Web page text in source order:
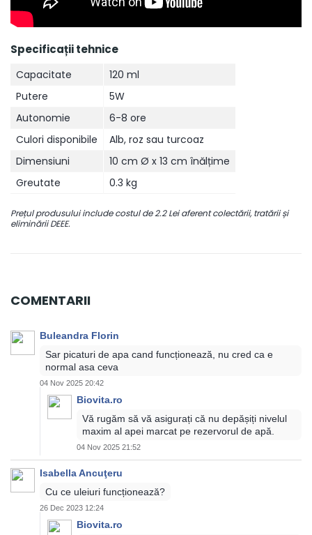
Specificații tehnice
Capacitate
120 ml
Putere
5W
Autonomie
6-8 ore
Culori disponibile
Alb, roz sau turcoaz
Dimensiuni
10 cm Ø x 13 cm înălțime
Greutate
0.3 kg
Prețul produsului include costul de 2.2 Lei aferent colectării, tratării și
eliminării DEEE.
COMENTARII
Buleandra Florin
Sar picaturi de apa cand funcționează, nu cred ca e
normal asa ceva
04 Nov 2025 20:42
Biovita.ro
Vă rugăm să vă asigurați că nu depășiți nivelul
maxim al apei marcat pe rezervorul de apă.
04 Nov 2025 21:52
Isabella Ancuţeru
Cu ce uleiuri funcționează?
26 Dec 2023 12:24
Biovita.ro